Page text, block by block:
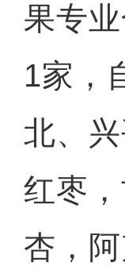
果专
1家，
北、
红枣
杏，